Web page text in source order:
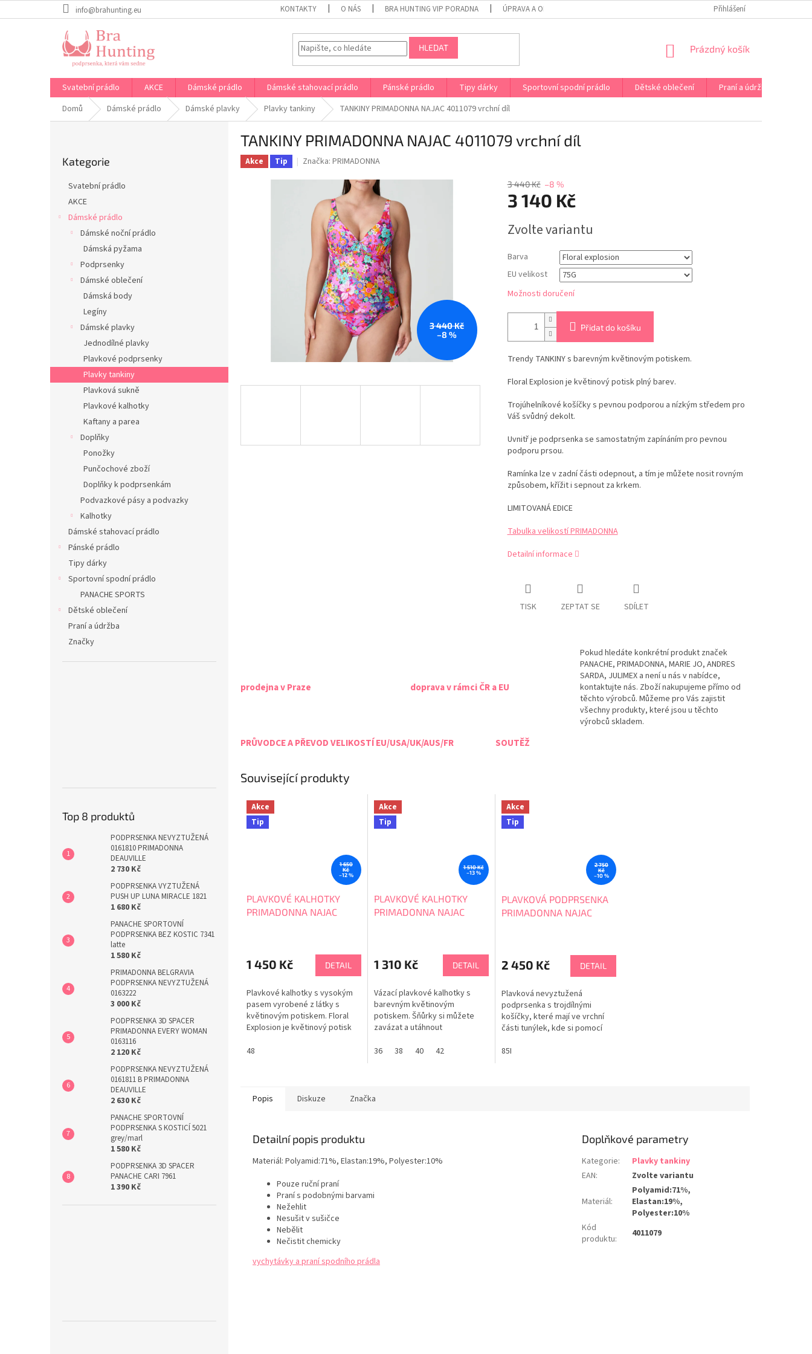
na
info@brahunting.eu KONTAKTY O NÁS BRA HUNTING VIP PORADNA ÚPRAVA A OPRAVA PRÁDLA NA MÍRU DOPRAVA A PLATBA ČR A EU
Přihlášení
HLEDAT
NÁKUPNÍ
Prázdný košík
Svatební prádlo AKCE Dámské prádlo Dámské stahovací prádlo Pánské prádlo Tipy dárky Sportovní spodní prádlo Dětské oblečení Praní a údržba
Domů
Dámské prádlo Dámské plavky Plavky tankiny TANKINY PRIMADONNA NAJAC 4011079 vrchní díl
kategorie
Kategorie
Svatební prádlo
AKCE
Dámské prádlo
Dámské noční prádlo
Dámská pyžama
Podprsenky
Dámské oblečení
Dámská body
Legíny
Dámské plavky
Jednodílné plavky
Plavkové podprsenky
Plavky tankiny
Plavková sukně
Plavkové kalhotky
Kaftany a parea
Doplňky
Ponožky
Punčochové zboží
Doplňky k podprsenkám
Podvazkové pásy a podvazky
Kalhotky
Dámské stahovací prádlo
Pánské prádlo
Tipy dárky
Sportovní spodní prádlo
PANACHE SPORTS
Dětské oblečení
Praní a údržba
Značky
Top 8 produktů
PODPRSENKA NEVYZTUŽENÁ
0161810 PRIMADONNA
DEAUVILLE
2 730 Kč
PODPRSENKA VYZTUŽENÁ
PUSH UP LUNA MIRACLE 1821
1 680 Kč
PANACHE SPORTOVNÍ
PODPRSENKA BEZ KOSTIC 7341
latte
1 580 Kč
PRIMADONNA BELGRAVIA
PODPRSENKA NEVYZTUŽENÁ
0163222
3 000 Kč
PODPRSENKA 3D SPACER
PRIMADONNA EVERY WOMAN
0163116
2 120 Kč
PODPRSENKA NEVYZTUŽENÁ
0161811 B PRIMADONNA
DEAUVILLE
2 630 Kč
PANACHE SPORTOVNÍ
PODPRSENKA S KOSTICÍ 5021
grey/marl
1 580 Kč
PODPRSENKA 3D SPACER
PANACHE CARI 7961
1 390 Kč
TANKINY PRIMADONNA NAJAC 4011079 vrchní díl
Akce Tip Značka: PRIMADONNA
3 440 Kč
–8 %
3 440 Kč –8 %
3 140 Kč
cena:
Zvolte variantu
Barva
EU velikost
Možnosti doručení
Přidat do košíku
Trendy TANKINY s barevným květinovým potiskem.
Floral Explosion je květinový potisk plný barev.
Trojúhelníkové košíčky s pevnou podporou a nízkým středem pro
Váš svůdný dekolt.
Uvnitř je podprsenka se samostatným zapínáním pro pevnou
podporu prsou.
Ramínka lze v zadní části odepnout, a tím je můžete nosit rovným
způsobem, křížit i sepnout za krkem.
LIMITOVANÁ EDICE
Tabulka velikostí PRIMADONNA
Detailní informace
TISK ZEPTAT SE SDÍLET
prodejna v Praze doprava v rámci ČR a EU
Pokud hledáte konkrétní produkt značek
PANACHE, PRIMADONNA, MARIE JO, ANDRES
SARDA, JULIMEX a není u nás v nabídce,
kontaktujte nás. Zboží nakupujeme přímo od
těchto výrobců. Můžeme pro Vás zajistit
všechny produkty, které jsou u těchto
výrobců skladem.
PRŮVODCE A PŘEVOD VELIKOSTÍ EU/USA/UK/AUS/FR SOUTĚŽ
Související produkty
Akce
Tip
1 650
Kč
–12 %
PLAVKOVÉ KALHOTKY
PRIMADONNA NAJAC
1 450 Kč DETAIL
Plavkové kalhotky s vysokým
pasem vyrobené z látky s
květinovým potiskem. Floral
Explosion je květinový potisk
stahovacích šňůrek nastavíte
PRIMADONNA
48
Akce
Tip
1 510 Kč
–13 %
PLAVKOVÉ KALHOTKY
PRIMADONNA NAJAC
1 310 Kč DETAIL
Vázací plavkové kalhotky s
barevným květinovým
potiskem. Šňůrky si můžete
zavázat a utáhnout
Explosion je květinový potisk
36 38 40 42
Akce
Tip
2 750
Kč
–10 %
PLAVKOVÁ PODPRSENKA
PRIMADONNA NAJAC
2 450 Kč DETAIL
Plavková nevyztužená
podprsenka s trojdílnými
košíčky, které mají ve vrchní
části tunýlek, kde si pomocí
Výborné řešení, kde se
85I
Popis Diskuze Značka
Detailní popis produktu
Materiál: Polyamid:71%, Elastan:19%, Polyester:10%
Pouze ruční praní
Praní s podobnými barvami
Nežehlit
Nesušit v sušičce
Nebělit
Nečistit chemicky
vychytávky a praní spodního prádla
Doplňkové parametry
Kategorie:
Plavky tankiny
EAN: Zvolte variantu
Materiál:
Polyamid:71%,
Elastan:19%,
Polyester:10%
Kód
produktu: 4011079